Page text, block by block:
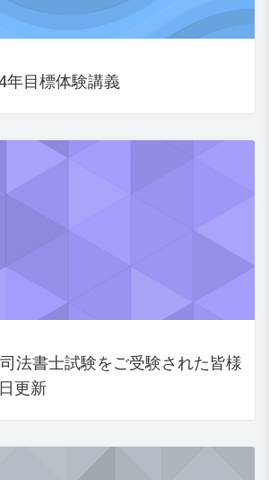
年目標体験講義
法書士試験をご受験された皆様
更新